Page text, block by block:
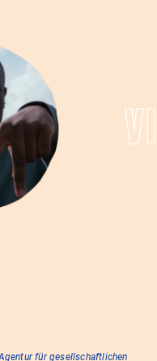
für gesellschaftlichen